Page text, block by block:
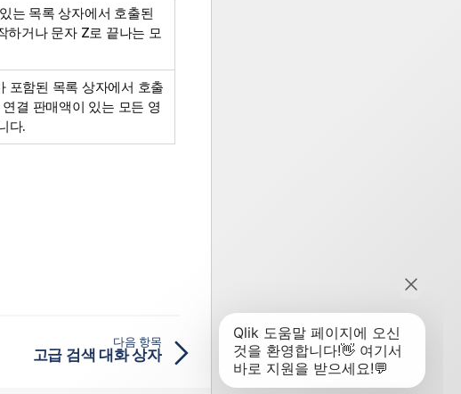
는 목록 상자에서 호출된
하거나 문자 Z로 끝나는 모
포함된 목록 상자에서 호출
결 판매액이 있는 모든 영
다.
다음 항목
고급 검색 대화 상자